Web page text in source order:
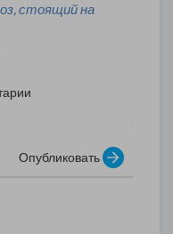
стоящий на
Опубликовать